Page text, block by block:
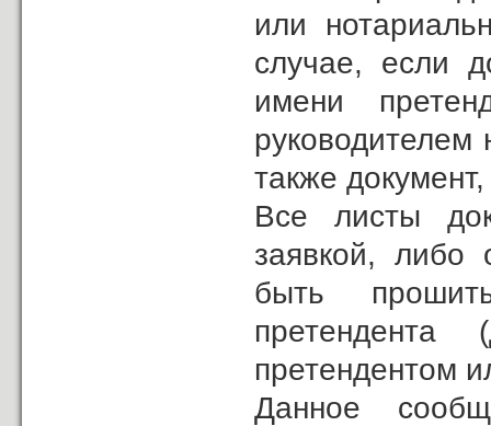
или
случае, если
имени
руководителем
также
Все листы
заявкой, либо
быть
претендентом
Данное